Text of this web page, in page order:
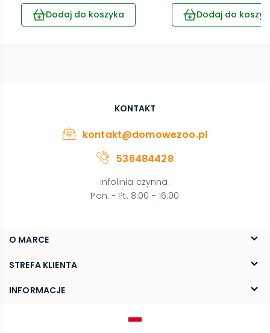
Dodaj do koszyka
Dodaj do
O MARCE
O nas
Blog
STREFA KLIENTA
FAQ
INFORMACJE
KONTAKT
kontakt@domowezoo.pl
536484428
Infolinia czynna:
Pon. - Pt. 8:00 - 16:00